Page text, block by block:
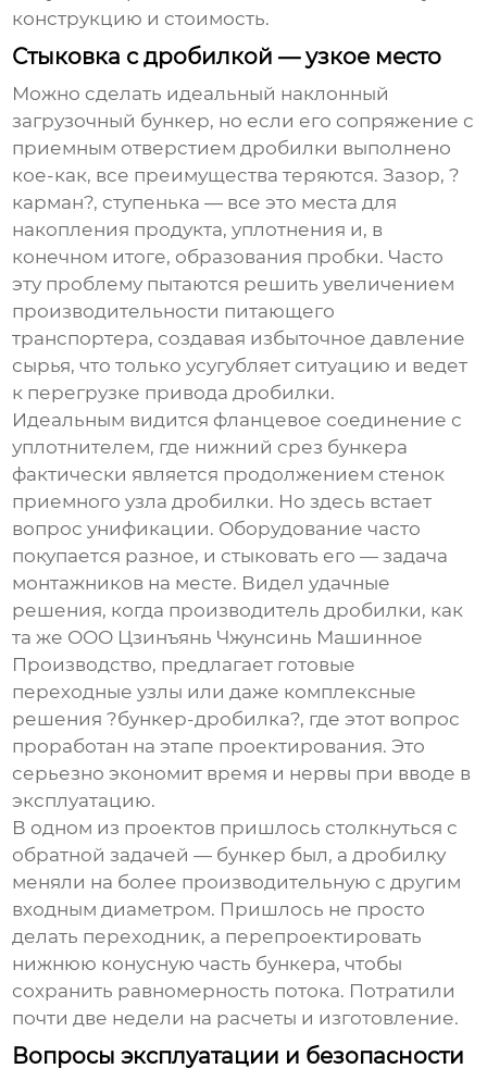
конструкцию и стоимость.
Стыковка с дробилкой — узкое место
Можно сделать идеальный наклонный
загрузочный бункер, но если его сопряжение с
приемным отверстием дробилки выполнено
кое-как, все преимущества теряются. Зазор, ?
карман?, ступенька — все это места для
накопления продукта, уплотнения и, в
конечном итоге, образования пробки. Часто
эту проблему пытаются решить увеличением
производительности питающего
транспортера, создавая избыточное давление
сырья, что только усугубляет ситуацию и ведет
к перегрузке привода дробилки.
Идеальным видится фланцевое соединение с
уплотнителем, где нижний срез бункера
фактически является продолжением стенок
приемного узла дробилки. Но здесь встает
вопрос унификации. Оборудование часто
покупается разное, и стыковать его — задача
монтажников на месте. Видел удачные
решения, когда производитель дробилки, как
та же ООО Цзинъянь Чжунсинь Машинное
Производство, предлагает готовые
переходные узлы или даже комплексные
решения ?бункер-дробилка?, где этот вопрос
проработан на этапе проектирования. Это
серьезно экономит время и нервы при вводе в
эксплуатацию.
В одном из проектов пришлось столкнуться с
обратной задачей — бункер был, а дробилку
меняли на более производительную с другим
входным диаметром. Пришлось не просто
делать переходник, а перепроектировать
нижнюю конусную часть бункера, чтобы
сохранить равномерность потока. Потратили
почти две недели на расчеты и изготовление.
Вопросы эксплуатации и безопасности